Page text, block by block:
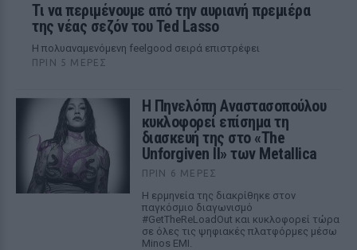
Τι να περιμένουμε από την αυριανή πρεμιέρα
της νέας σεζόν του Ted Lasso
Η πολυαναμενόμενη feelgood σειρά επιστρέφει
ΠΡΙΝ 5 ΜΈΡΕΣ
Η Πηνελόπη Αναστασοπούλου
κυκλοφορεί επίσημα τη
διασκευή της στο «The
Unforgiven II» των Metallica
ΠΡΙΝ 6 ΜΈΡΕΣ
Η ερμηνεία της διακρίθηκε στον
παγκόσμιο διαγωνισμό
#GetTheReLoadOut και κυκλοφορεί τώρα
σε όλες τις ψηφιακές πλατφόρμες μέσω
Minos EMI.